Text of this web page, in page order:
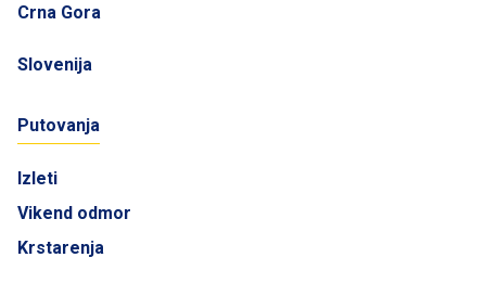
Crna Gora
Slovenija
Putovanja
Izleti
Vikend odmor
Krstarenja